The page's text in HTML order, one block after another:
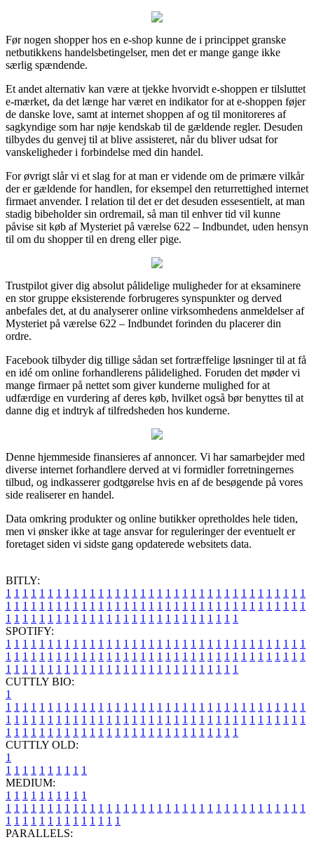
Før nogen shopper hos en e-shop kunne de i princippet granske
netbutikkens handelsbetingelser, men det er mange gange ikke
særlig spændende.
Et andet alternativ kan være at tjekke hvorvidt e-shoppen er tilsluttet
e-mærket, da det længe har været en indikator for at e-shoppen føjer
de danske love, samt at internet shoppen af og til monitoreres af
sagkyndige som har nøje kendskab til de gældende regler. Desuden
tilbydes du genvej til at blive assisteret, når du bliver udsat for
vanskeligheder i forbindelse med din handel.
For øvrigt slår vi et slag for at man er vidende om de primære vilkår
der er gældende for handlen, for eksempel den returrettighed internet
firmaet anvender. I relation til det er det desuden essesentielt, at man
stadig bibeholder sin ordremail, så man til enhver tid vil kunne
påvise sit køb af Mysteriet på værelse 622 – Indbundet, uden hensyn
til om du shopper til en dreng eller pige.
Trustpilot giver dig absolut pålidelige muligheder for at eksaminere
en stor gruppe eksisterende forbrugeres synspunkter og derved
anbefales det, at du analyserer online virksomhedens anmeldelser af
Mysteriet på værelse 622 – Indbundet forinden du placerer din
ordre.
Facebook tilbyder dig tillige sådan set fortræffelige løsninger til at få
en idé om online forhandlerens pålidelighed. Foruden det møder vi
mange firmaer på nettet som giver kunderne mulighed for at
udfærdige en vurdering af deres køb, hvilket også bør benyttes til at
danne dig et indtryk af tilfredsheden hos kunderne.
Denne hjemmeside finansieres af annoncer. Vi har samarbejder med
diverse internet forhandlere derved at vi formidler forretningernes
tilbud, og indkasserer godtgørelse hvis en af de besøgende på vores
side realiserer en handel.
Data omkring produkter og online butikker opretholdes hele tiden,
men vi ønsker ikke at tage ansvar for reguleringer der eventuelt er
foretaget siden vi sidste gang opdaterede websitets data.
BITLY:
1 1 1 1 1 1 1 1 1 1 1 1 1 1 1 1 1 1 1 1 1 1 1 1 1 1 1 1 1 1 1 1 1 1 1 1
1 1 1 1 1 1 1 1 1 1 1 1 1 1 1 1 1 1 1 1 1 1 1 1 1 1 1 1 1 1 1 1 1 1 1 1
1 1 1 1 1 1 1 1 1 1 1 1 1 1 1 1 1 1 1 1 1 1 1 1 1 1 1 1
SPOTIFY:
1 1 1 1 1 1 1 1 1 1 1 1 1 1 1 1 1 1 1 1 1 1 1 1 1 1 1 1 1 1 1 1 1 1 1 1
1 1 1 1 1 1 1 1 1 1 1 1 1 1 1 1 1 1 1 1 1 1 1 1 1 1 1 1 1 1 1 1 1 1 1 1
1 1 1 1 1 1 1 1 1 1 1 1 1 1 1 1 1 1 1 1 1 1 1 1 1 1 1 1
CUTTLY BIO:
1
1 1 1 1 1 1 1 1 1 1 1 1 1 1 1 1 1 1 1 1 1 1 1 1 1 1 1 1 1 1 1 1 1 1 1 1
1 1 1 1 1 1 1 1 1 1 1 1 1 1 1 1 1 1 1 1 1 1 1 1 1 1 1 1 1 1 1 1 1 1 1 1
1 1 1 1 1 1 1 1 1 1 1 1 1 1 1 1 1 1 1 1 1 1 1 1 1 1 1 1
CUTTLY OLD:
1
1 1 1 1 1 1 1 1 1 1
MEDIUM:
1 1 1 1 1 1 1 1 1 1
1 1 1 1 1 1 1 1 1 1 1 1 1 1 1 1 1 1 1 1 1 1 1 1 1 1 1 1 1 1 1 1 1 1 1 1
1 1 1 1 1 1 1 1 1 1 1 1 1 1
PARALLELS: